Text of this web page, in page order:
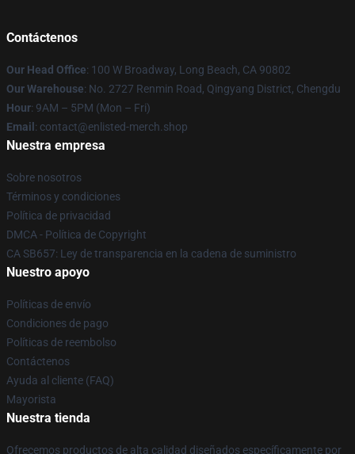
Contáctenos
Our Head Office: 100 W Broadway, Long Beach, CA 90802
Our Warehouse: No. 2727 Renmin Road, Qingyang District, Chengdu
Hour: 9AM – 5PM (Mon – Fri)
Email : contact@enlisted-merch.shop
Nuestra empresa
Sobre nosotros
Términos y condiciones
Política de privacidad
DMCA - Política de Copyright
CA SB657: Ley de transparencia en la cadena de suministro
Nuestro apoyo
Políticas de envío
Condiciones de pago
Políticas de reembolso
Contáctenos
Ayuda al cliente (FAQ)
Mayorista
Nuestra tienda
Ofrecemos productos de alta calidad diseñados específicamente por